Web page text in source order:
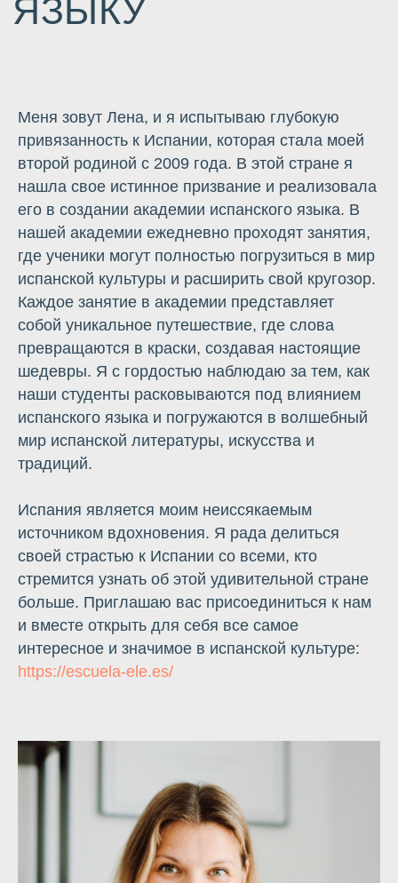
Меня зовут Лена, и я испытываю глубокую
привязанность к Испании, которая стала моей
второй родиной с 2009 года. В этой стране я
нашла свое истинное призвание и реализовала
его в создании академии испанского языка. В
нашей академии ежедневно проходят занятия,
где ученики могут полностью погрузиться в мир
испанской культуры и расширить свой кругозор.
Каждое занятие в академии представляет
собой уникальное путешествие, где слова
превращаются в краски, создавая настоящие
шедевры. Я с гордостью наблюдаю за тем, как
наши студенты расковываются под влиянием
испанского языка и погружаются в волшебный
мир испанской литературы, искусства и
традиций.
Испания является моим неиссякаемым
источником вдохновения. Я рада делиться
своей страстью к Испании со всеми, кто
стремится узнать об этой удивительной стране
больше. Приглашаю вас присоединиться к нам
и вместе открыть для себя все самое
интересное и значимое в испанской культуре:
https://escuela-ele.es/
уверенно и пройти подготовку без
ПО СОЦИАЛЬНОЙ
ИНТЕГРАЦИИ
ПОДГОТОВКА К
ИНТЕРВЬЮ